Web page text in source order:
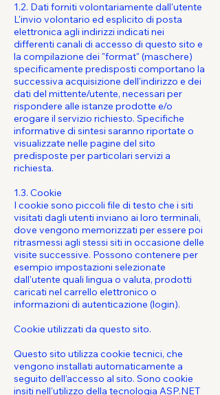
1.2. Dati forniti volontariamente dall'utente
L'invio volontario ed esplicito di posta
elettronica agli indirizzi indicati nei
differenti canali di accesso di questo sito e
la compilazione dei "format" (maschere)
specificamente predisposti comportano la
successiva acquisizione dell'indirizzo e dei
dati del mittente/utente, necessari per
rispondere alle istanze prodotte e/o
erogare il servizio richiesto. Specifiche
informative di sintesi saranno riportate o
visualizzate nelle pagine del sito
predisposte per particolari servizi a
richiesta.
1.3. Cookie
I cookie sono piccoli file di testo che i siti
visitati dagli utenti inviano ai loro terminali,
dove vengono memorizzati per essere poi
ritrasmessi agli stessi siti in occasione delle
visite successive. Possono contenere per
esempio impostazioni selezionate
dall'utente quali lingua o valuta, prodotti
caricati nel carrello elettronico o
informazioni di autenticazione (login).
Cookie utilizzati da questo sito.
Questo sito utilizza cookie tecnici, che
vengono installati automaticamente a
seguito dell’accesso al sito. Sono cookie
insiti nell'utilizzo della tecnologia ASP.NET